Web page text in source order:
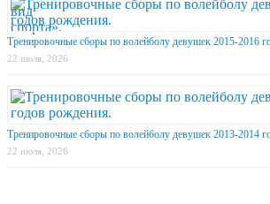
Тренировочные сборы по волейболу девушек 2015-2016
22 июля, 2026
Тренировочные сборы по волейболу девушек 2013-2014
22 июля, 2026